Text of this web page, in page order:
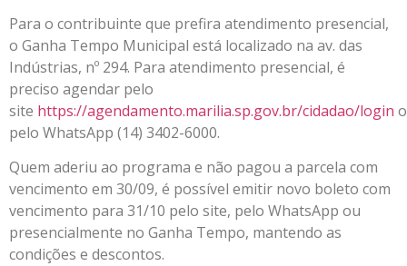
Para o contribuinte que prefira atendimento presencial,
o Ganha Tempo Municipal está localizado na av. das
Indústrias, nº 294. Para atendimento presencial, é
preciso agendar pelo
site https://agendamento.marilia.sp.gov.br/cidadao/login
pelo WhatsApp (14) 3402-6000.
Quem aderiu ao programa e não pagou a parcela com
vencimento em 30/09, é possível emitir novo boleto com
vencimento para 31/10 pelo site, pelo WhatsApp ou
presencialmente no Ganha Tempo, mantendo as
condições e descontos.